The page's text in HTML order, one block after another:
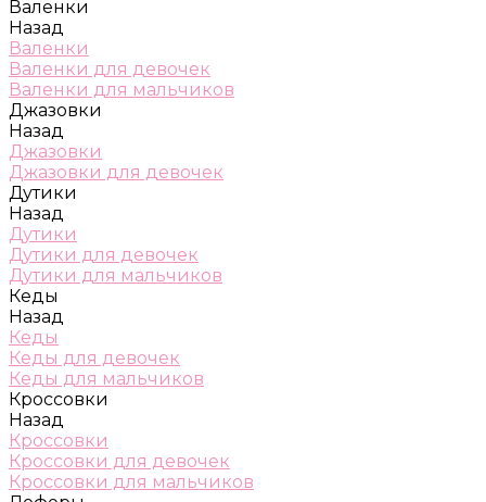
Валенки
Назад
Валенки
Валенки для девочек
Валенки для мальчиков
Джазовки
Назад
Джазовки
Джазовки для девочек
Дутики
Назад
Дутики
Дутики для девочек
Дутики для мальчиков
Кеды
Назад
Кеды
Кеды для девочек
Кеды для мальчиков
Кроссовки
Назад
Кроссовки
Кроссовки для девочек
Кроссовки для мальчиков